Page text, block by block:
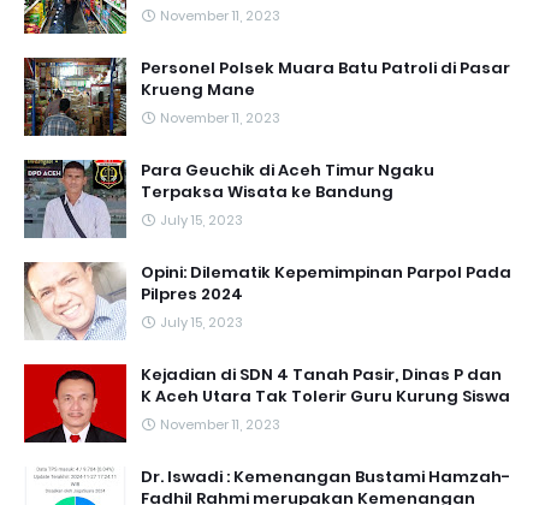
November 11, 2023
Personel Polsek Muara Batu Patroli di Pasar
Krueng Mane
November 11, 2023
Para Geuchik di Aceh Timur Ngaku
Terpaksa Wisata ke Bandung
July 15, 2023
Opini: Dilematik Kepemimpinan Parpol Pada
Pilpres 2024
July 15, 2023
Kejadian di SDN 4 Tanah Pasir, Dinas P dan
K Aceh Utara Tak Tolerir Guru Kurung Siswa
November 11, 2023
Dr. Iswadi : Kemenangan Bustami Hamzah-
Fadhil Rahmi merupakan Kemenangan